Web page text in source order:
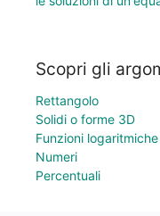
Scopri gli
Rettangolo
Solidi o forme 3D
Funzioni logaritmiche
Numeri
Percentuali